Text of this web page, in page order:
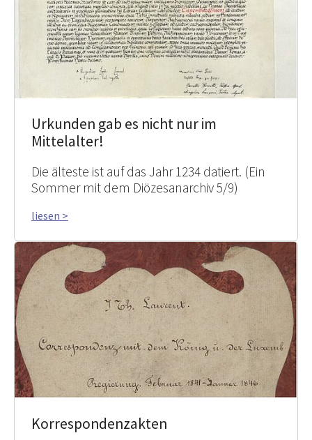
Urkunden gab es nicht nur im
Mittelalter!
Die älteste ist auf das Jahr 1234 datiert. (Ein
Sommer mit dem Diözesanarchiv 5/9)
liesen >
Korrespondenzakten